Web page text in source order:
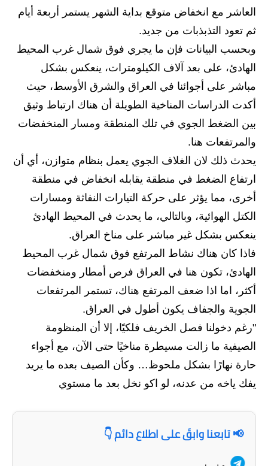
مرشحات
المرحلة المتوسطة
المرحلة الاعدادية
كتب مدرسية
المرحلة المتوسطة
المرحلة الاعدادية
ملازم دراسية
المرحلة الابتدائية
المرحلة المتوسطة
المرحلة الاعدادية
دروس
المرحلة الابتدائية
المرحلة الاعدادية
العاشر مع انخفاض متوقع بداية الشهر يستمر أربعة أيام
ثم تعود التذبذبات من جديد.
وبحسب البيانات فإن ما يجري فوق شمال غرب المحيط
الهادئ، على بعد آلاف الكيلومترات، ينعكس بشكل
مباشر على أجوائنا في العراق والشرق الأوسط، حيث
أكدت الدراسات المناخية الطويلة أن هناك ارتباط وثيق
بين الضغط الجوي في تلك المنطقة ومسار المنخفضات
والمرتفعات هنا.
يحدث ذلك لان الغلاف الجوي يعمل بنظام متوازن، أي أن
ارتفاع الضغط في منطقة يقابله انخفاض في منطقة
أخرى، مما يؤثر على حركة التيارات النفاثة ومسارات
الكتل الهوائية، وبالتالي، ما يحدث في المحيط الهادئ
ينعكس بشكل غير مباشر على مناخ العراق.
فاذا كان هناك نشاط المرتفع فوق شمال غرب المحيط
الهادئ، تكون هنا في العراق فرص أمطار ومنخفضات
أكثر، اما اذا ضعف المرتفع هناك، تستمر المرتفعات
الجوية والجفاف يكون أطول في العراق.
"رغم دخولنا فصل الخريف فلكيًا، إلا أن المنظومة
الصيفية ما زالت مسيطرة مناخيًا حتى الآن، مع أجواء
حارة نهارًا بشكل ملحوظ… وكأن الصيف بعده ما يريد
يفك ياخه من عدنه، لو اكو نخل بعد ما مستوي
📢 تابعنا وابقَ على اطلاع دائم 👇